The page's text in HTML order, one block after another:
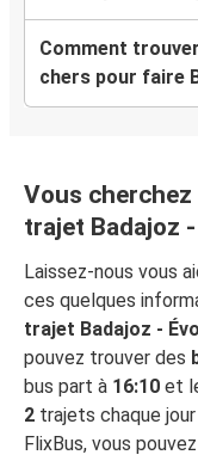
Comment
chers pour faire
Vous
trajet Badajoz
Laissez-nous vous
ces quelques
trajet Badajoz -
pouvez trouver des
bus part à 16:10 et
2 trajets chaque
FlixBus, vous